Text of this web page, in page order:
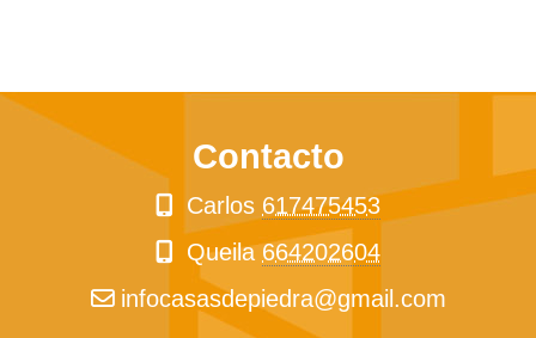
Contacto
Carlos 617475453
Queila664202604
infocasasdepiedra
gmail.com